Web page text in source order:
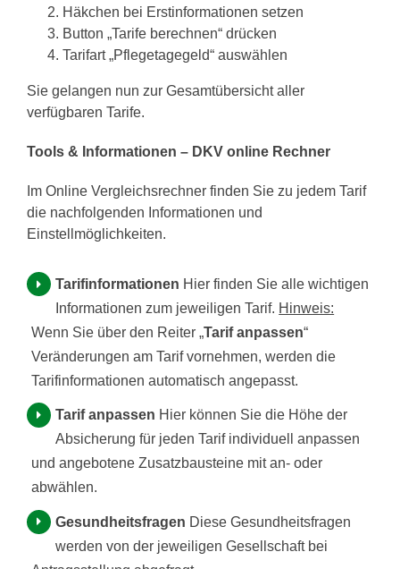
Häkchen bei Erstinformationen setzen
Button „Tarife berechnen“ drücken
Tarifart „Pflegetagegeld“ auswählen
Sie gelangen nun zur Gesamtübersicht aller
verfügbaren Tarife.
Tools & Informationen – DKV online Rechner
Im Online Vergleichsrechner finden Sie zu jedem Tarif
die nachfolgenden Informationen und
Einstellmöglichkeiten.
Tarifinformationen Hier finden Sie alle wichtigen
Informationen zum jeweiligen Tarif. Hinweis:
Wenn Sie über den Reiter „Tarif anpassen“
Veränderungen am Tarif vornehmen, werden die
Tarifinformationen automatisch angepasst.
Tarif anpassen Hier können Sie die Höhe der
Absicherung für jeden Tarif individuell anpassen
und angebotene Zusatzbausteine mit an- oder
abwählen.
Gesundheitsfragen Diese Gesundheitsfragen
werden von der jeweiligen Gesellschaft bei